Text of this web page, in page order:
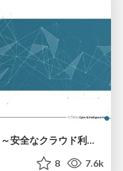
クラウドセキュリティ入門 ～安全なクラウド利用のための基礎知識～
8 7.6k